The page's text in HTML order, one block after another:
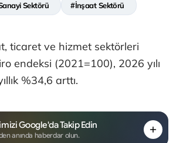
Sektörü #İnşaat Sektörü
ticaret ve hizmet sektörleri
endeksi (2021=100), 2026 yılı
%34,6 arttı.
Google'da Takip Edin
anında haberdar olun.